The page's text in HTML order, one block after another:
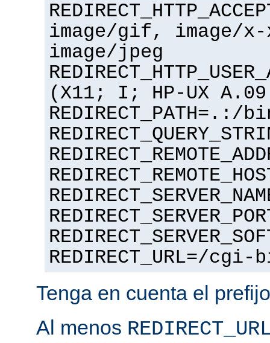
image/gif, image/x-
image/jpeg
(X11; I; HP-UX
REDIRECT_URL=/
Tenga en cuenta el
Al menos